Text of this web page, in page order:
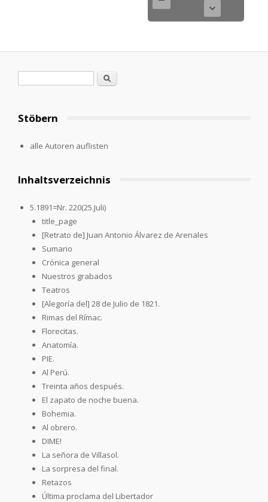
Suche
Stöbern
alle Autoren auflisten
Inhaltsverzeichnis
5.1891=Nr. 220(25.Juli)
title_page
[Retrato de] Juan Antonio Álvarez de Arenales
Sumario
Crónica general
Nuestros grabados
Teatros
[Alegoría del] 28 de Julio de 1821.
Rimas del Rímac.
Florecitas.
Anatomía.
PIE.
Al Perú.
Treinta años después.
El zapato de noche buena.
Bohemia.
Al obrero.
DIME!
La señora de Villasol.
La sorpresa del final.
Retazos
Última proclama del Libertador